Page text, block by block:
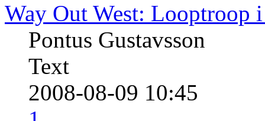
Way Out West: Looptroop
Pontus Gustavsson
Text
2008-08-09 10:45